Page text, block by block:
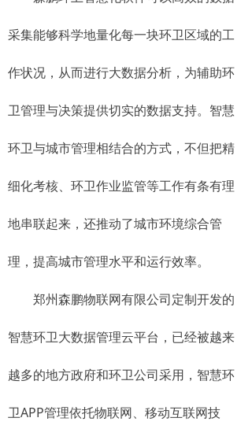
采集能够科学地量化每一块环卫区域的工
作状况，从而进行大数据分析，为辅助环
卫管理与决策提供切实的数据支持。智慧
环卫与城市管理相结合的方式，不但把精
细化考核、环卫作业监管等工作有条有理
地串联起来，还推动了城市环境综合管
理，提高城市管理水平和运行效率。
郑州森鹏物联网有限公司定制开发的
智慧环卫大数据管理云平台，已经被越来
越多的地方政府和环卫公司采用，智慧环
卫APP管理依托物联网、移动互联网技